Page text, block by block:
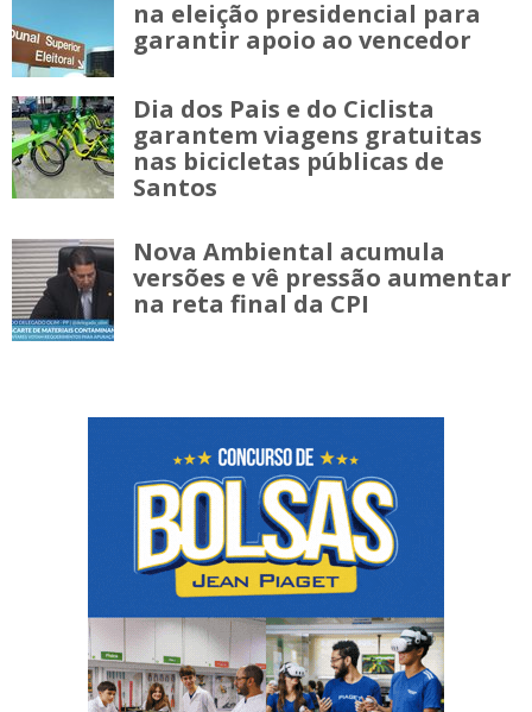
na eleição presidencial para
garantir apoio ao vencedor
Dia dos Pais e do Ciclista
garantem viagens gratuitas
nas bicicletas públicas de
Santos
Nova Ambiental acumula
versões e vê pressão aumentar
na reta final da CPI